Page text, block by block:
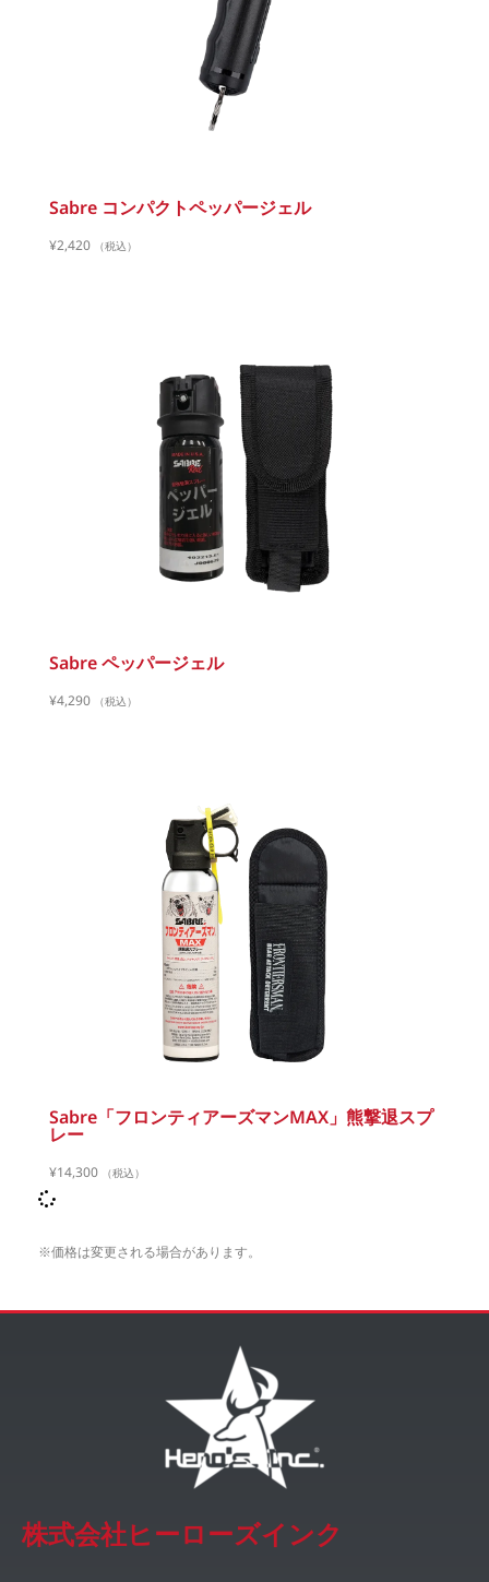
Sabre コンパクトペッパージェル
¥2,420 （税込）
Sabre ペッパージェル
¥4,290 （税込）
Sabre「フロンティアーズマンMAX」熊撃退スプ
レー
¥14,300 （税込）
※価格は変更される場合があります。
株式会社ヒーローズインク